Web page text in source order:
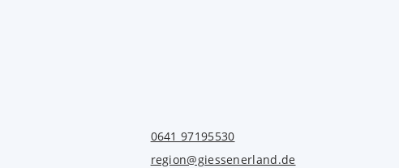
0641 97195530
region@giessenerland.de